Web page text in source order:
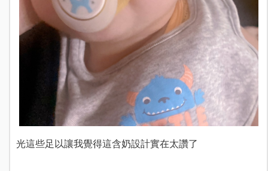
光這些足以讓我覺得這含奶設計實在太讚了